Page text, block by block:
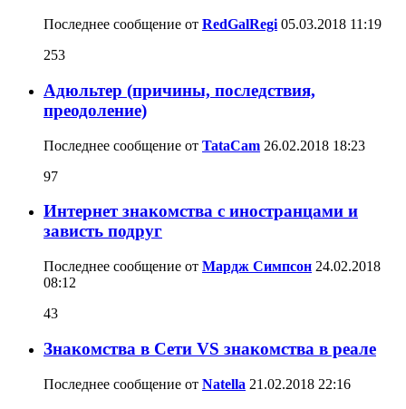
Последнее сообщение от RedGalRegi 05.03.2018 11:19
253
Адюльтер (причины, последствия,
преодоление)
Последнее сообщение от TataCam 26.02.2018 18:23
97
Интернет знакомства с иностранцами и
зависть подруг
Последнее сообщение от Мардж Симпсон 24.02.2018
08:12
43
Знакомства в Сети VS знакомства в реале
Последнее сообщение от Natella 21.02.2018 22:16